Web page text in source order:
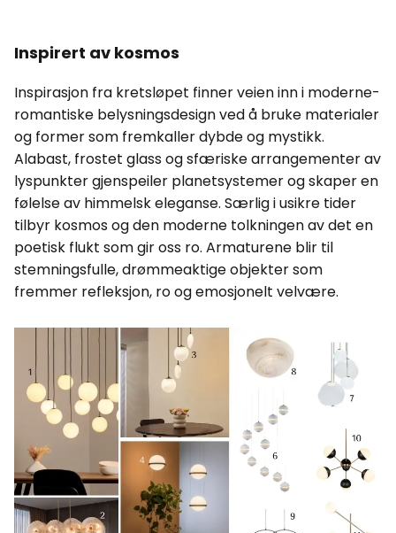
Inspirert av kosmos
Inspirasjon fra kretsløpet finner veien inn i moderne-
romantiske belysningsdesign ved å bruke materialer
og former som fremkaller dybde og mystikk.
Alabast, frostet glass og sfæriske arrangementer av
lyspunkter gjenspeiler planetsystemer og skaper en
følelse av himmelsk eleganse. Særlig i usikre tider
tilbyr kosmos og den moderne tolkningen av det en
poetisk flukt som gir oss ro. Armaturene blir til
stemningsfulle, drømmeaktige objekter som
fremmer refleksjon, ro og emosjonelt velvære.